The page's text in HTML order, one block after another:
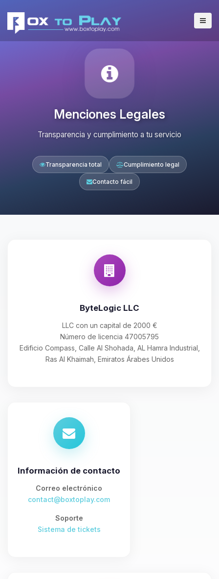
Menciones Legales
Transparencia y cumplimiento a tu servicio
Transparencia total Cumplimiento legal
Contacto fácil
ByteLogic LLC
LLC con un capital de 2000 €
Número de licencia 47005795
Edificio Compass, Calle Al Shohada, AL Hamra Industrial,
Ras Al Khaimah, Emiratos Árabes Unidos
Información de contacto
Correo electrónico
contact@boxtoplay.com
Soporte
Sistema de tickets
Yupi, por fin alguien con quien
hablar! Soy Choupy, tu pequeno
asistente de BoxToPlay. Cuentame